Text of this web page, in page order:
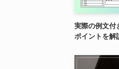
実際の例文付
ポイントを解